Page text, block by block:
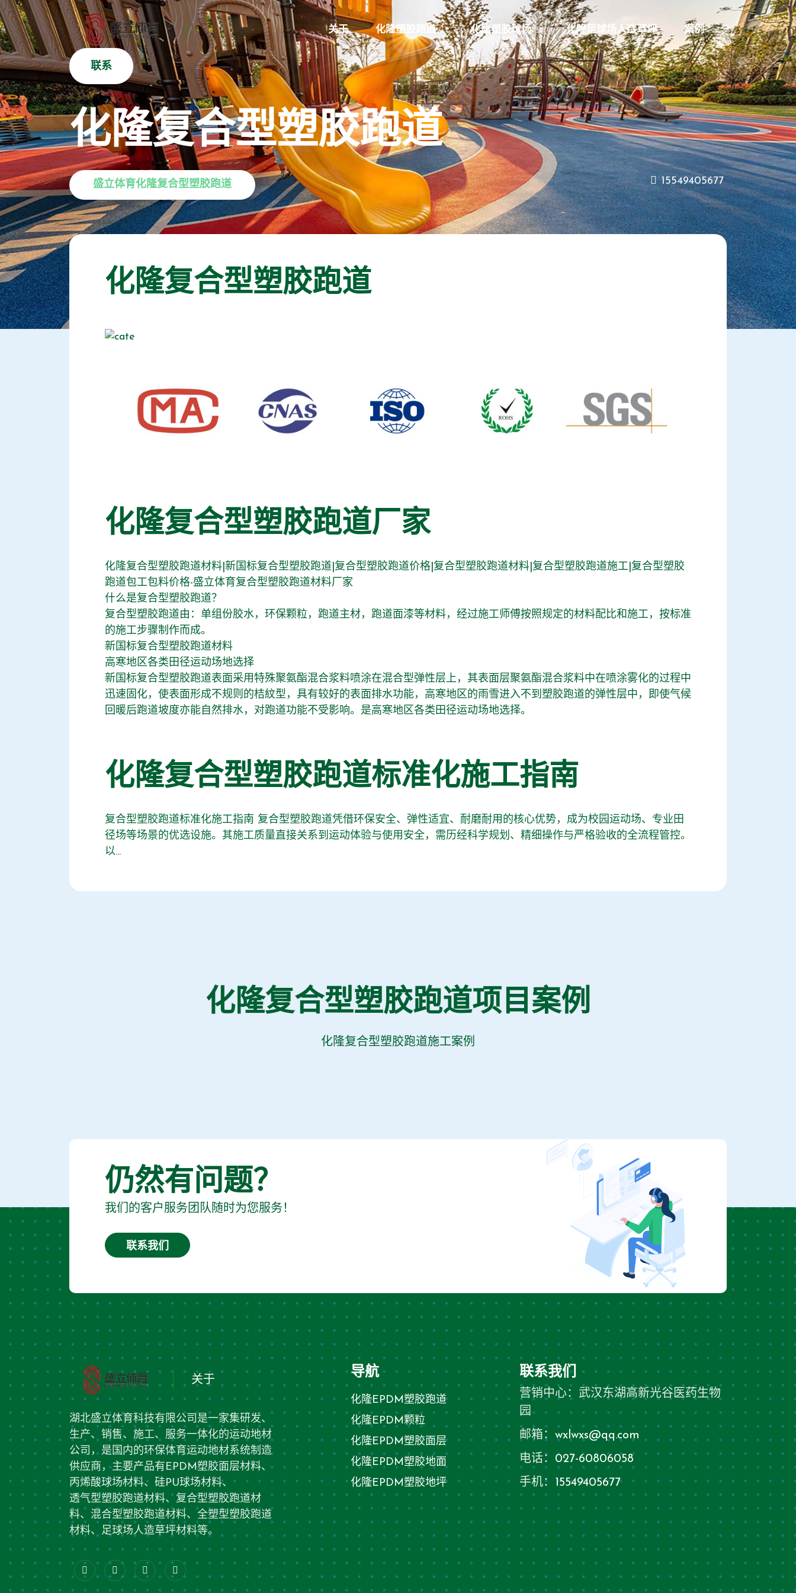
关于 化隆塑胶跑道 化隆塑胶球场 化隆足球场人造草坪 案例
联系
化隆复合型塑胶跑道
盛立体育化隆复合型塑胶跑道 15549405677
化隆复合型塑胶跑道
化隆复合型塑胶跑道厂家
化隆复合型塑胶跑道材料|新国标复合型塑胶跑道|复合型塑胶跑道价格|复合型塑胶跑道材料|复合型塑胶跑道施工|复合型塑胶
跑道包工包料价格-盛立体育复合型塑胶跑道材料厂家
什么是复合型塑胶跑道？
复合型塑胶跑道由：单组份胶水，环保颗粒，跑道主材，跑道面漆等材料，经过施工师傅按照规定的材料配比和施工，按标准
的施工步骤制作而成。
新国标复合型塑胶跑道材料
高寒地区各类田径运动场地选择
新国标复合型塑胶跑道表面采用特殊聚氨酯混合浆料喷涂在混合型弹性层上，其表面层聚氨酯混合浆料中在喷涂雾化的过程中
迅速固化，使表面形成不规则的桔紋型，具有较好的表面排水功能，高寒地区的雨雪进入不到塑胶跑道的弹性层中，即使气候
回暖后跑道坡度亦能自然排水，对跑道功能不受影响。是高寒地区各类田径运动场地选择。
化隆复合型塑胶跑道标准化施工指南
复合型塑胶跑道标准化施工指南 复合型塑胶跑道凭借环保安全、弹性适宜、耐磨耐用的核心优势，成为校园运动场、专业田
径场等场景的优选设施。其施工质量直接关系到运动体验与使用安全，需历经科学规划、精细操作与严格验收的全流程管控。
以...
化隆复合型塑胶跑道项目案例
化隆复合型塑胶跑道施工案例
仍然有问题？
我们的客户服务团队随时为您服务！
联系我们
关于
湖北盛立体育科技有限公司是一家集研发、
生产、销售、施工、服务一体化的运动地材
公司，是国内的环保体育运动地材系统制造
供应商，主要产品有EPDM塑胶面层材料、
丙烯酸球场材料、硅PU球场材料、
透气型塑胶跑道材料、复合型塑胶跑道材
料、混合型塑胶跑道材料、全塑型塑胶跑道
材料、足球场人造草坪材料等。
导航
化隆EPDM塑胶跑道
化隆EPDM颗粒
化隆EPDM塑胶面层
化隆EPDM塑胶地面
化隆EPDM塑胶地坪
联系我们
营销中心：武汉东湖高新光谷医药生物
园
邮箱： wxlwxs@qq.com
电话： 027-60806058
手机： 15549405677